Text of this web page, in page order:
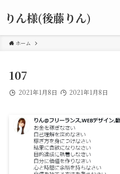
りん様(後藤りん)
ホーム
107
2021年1月8日 2021年1月8日